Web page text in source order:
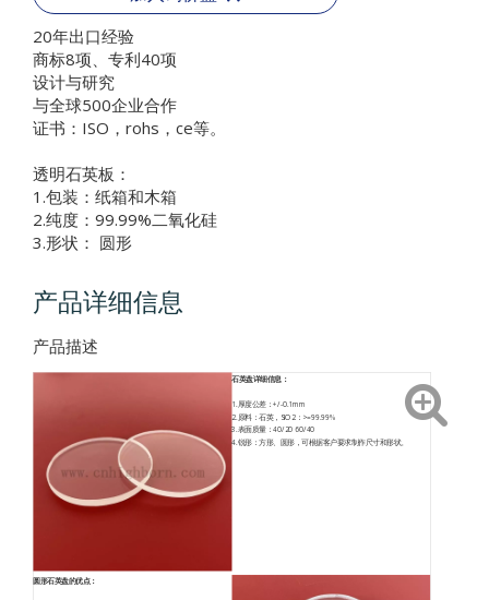
20年出口经验
商标8项、专利40项
设计与研究
与全球500企业合作
证书：ISO，rohs，ce等。
透明石英板：
1.包装：纸箱和木箱
2.纯度：99.99%二氧化硅
3.形状： 圆形
产品详细信息
产品描述
石英盘详细信息：
1.厚度公差：+/-0.1mm
2.原料：石英，SiO2：>=99.99%
3.表面质量：40/20 60/40
4.锐形：方形、圆形，可根据客户要求制作尺寸和形状。
圆形石英盘的优点：